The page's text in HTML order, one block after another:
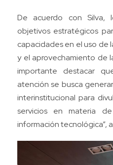
De acuerdo con Silva,
objetivos estratégicos
capacidades en el uso de
y el aprovechamiento de
importante destacar
atención se busca
interinstitucional para
servicios en materia
información tecnológica”,